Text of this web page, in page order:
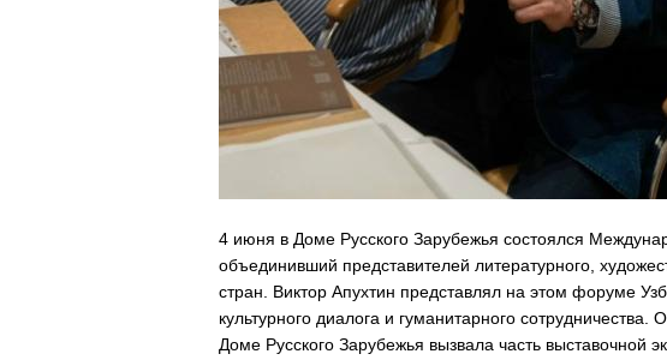
4 июня в Доме Русского Зарубежья состоялся
объединивший представителей литературного,
стран. Виктор Апухтин представлял на этом форуме
культурного диалога и гуманитарного
Доме Русского Зарубежья вызвала часть выставочной